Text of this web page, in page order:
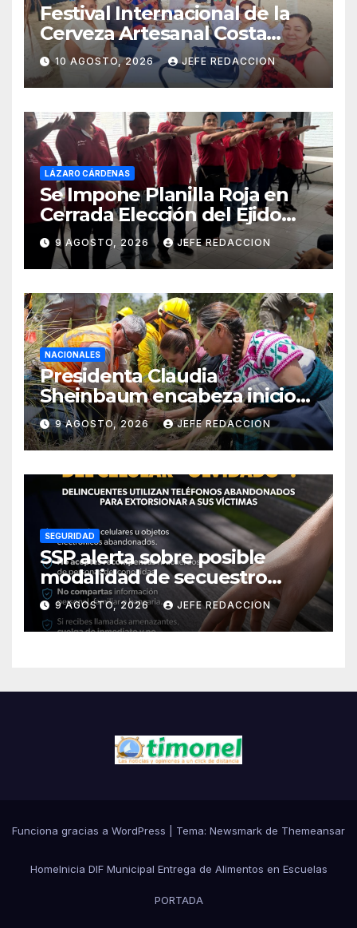
Festival Internacional de la
Cerveza Artesanal Costa
Michoacán 2026 Cerro su 19ª
Edición
10 AGOSTO, 2026 JEFE REDACCION
LÁZARO CÁRDENAS
Se Impone Planilla Roja en
Cerrada Elección del Ejido
Melchor Ocampo en Lázaro
Cárdenas
9 AGOSTO, 2026 JEFE REDACCION
NACIONALES
Presidenta Claudia
Sheinbaum encabeza inicio
de la Jornada Nacional de
Reforestación 2026
9 AGOSTO, 2026 JEFE REDACCION
SEGURIDAD
SSP alerta sobre posible
modalidad de secuestro
virtual
9 AGOSTO, 2026 JEFE REDACCION
Funciona gracias a WordPress Tema: Newsmark de Themeansar
HomeInicia DIF Municipal Entrega de Alimentos en Escuelas
PORTADA